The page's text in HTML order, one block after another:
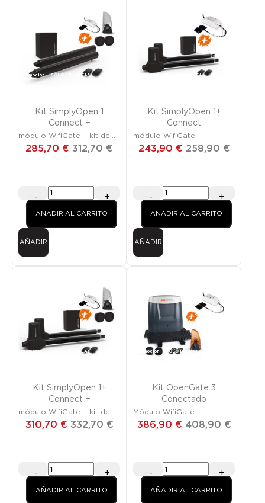
¡SOLO EN LÍNEA!
Promoción
Kit SimplyOpen 1
Connect +
módulo WifiGate + kit de
285,70 € 312,70 €
- +
AÑADIR AL CARRITO
AÑADIR
¡SOLO EN LÍNEA!
Promoción
Kit SimplyOpen 1+
Connect
módulo WifiGate
243,90 € 258,90 €
- +
AÑADIR AL CARRITO
AÑADIR
¡SOLO EN LÍNEA!
Promoción
Kit SimplyOpen 1+
Connect +
módulo WifiGate + kit de
seguridad
310,70 € 332,70 €
- +
AÑADIR AL CARRITO
¡SOLO EN LÍNEA!
Promoción
Kit OpenGate 3
Conectado
Módulo WifiGate
386,90 € 408,90 €
- +
AÑADIR AL CARRITO